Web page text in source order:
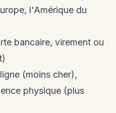
l'Amérique du
bancaire, virement ou
(moins cher),
physique (plus